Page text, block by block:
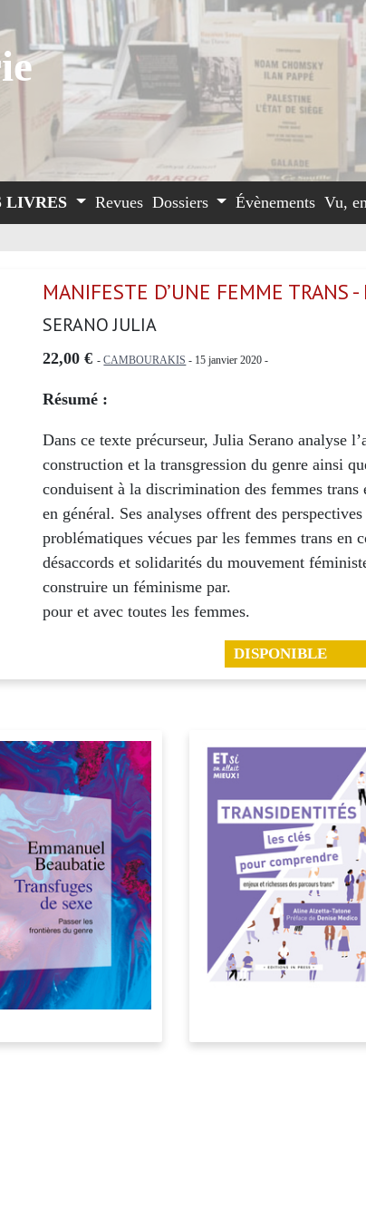
LIVRES Revues Dossiers Évènements Vu,
MANIFESTE D’UNE FEMME TRANS
SERANO JULIA
22,00 € -CAMBOURAKIS - 15 janvier 2020 -
Résumé :
Dans ce texte précurseur, Julia Serano analyse
construction et la transgression du genre ainsi
conduisent à la discrimination des femmes
en général. Ses analyses offrent des
problématiques vécues par les femmes trans en
désaccords et solidarités du mouvement
construire un féminisme par.
pour et avec toutes les femmes.
DISPONIBLE